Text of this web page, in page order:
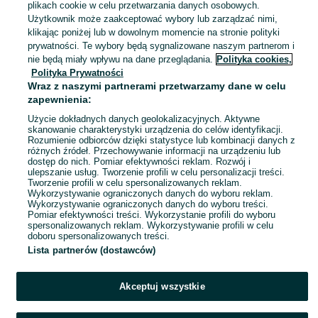
Stargard
25 lipca 2026
S / 36 Zielony
granatowe rozmiar 31
Stargard
23 lipca 2026
M / 48 Granatowy
1 2
plikach cookie w celu przetwarzania danych osobowych.
Użytkownik może zaakceptować wybory lub zarządzać nimi,
klikając poniżej lub w dowolnym momencie na stronie polityki
prywatności. Te wybory będą sygnalizowane naszym partnerom i
nie będą miały wpływu na dane przeglądania. Polityka cookies,
Polityka Prywatności
Wraz z naszymi partnerami przetwarzamy dane w celu
zapewnienia:
Użycie dokładnych danych geolokalizacyjnych. Aktywne
skanowanie charakterystyki urządzenia do celów identyfikacji.
Rozumienie odbiorców dzięki statystyce lub kombinacji danych z
różnych źródeł. Przechowywanie informacji na urządzeniu lub
dostęp do nich. Pomiar efektywności reklam. Rozwój i
ulepszanie usług. Tworzenie profili w celu personalizacji treści.
Tworzenie profili w celu spersonalizowanych reklam.
Wykorzystywanie ograniczonych danych do wyboru reklam.
Wykorzystywanie ograniczonych danych do wyboru treści.
Pomiar efektywności treści. Wykorzystanie profili do wyboru
spersonalizowanych reklam. Wykorzystywanie profili w celu
doboru spersonalizowanych treści.
Lista partnerów (dostawców)
Akceptuj wszystkie